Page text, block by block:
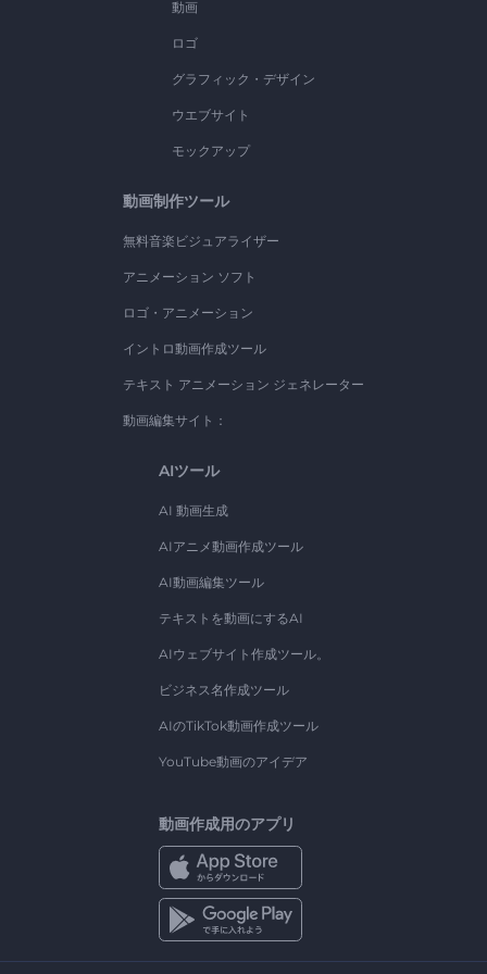
動画
ロゴ
グラフィック・デザイン
ウエブサイト
モックアップ
動画制作ツール
無料音楽ビジュアライザー
アニメーション ソフト
ロゴ・アニメーション
イントロ動画作成ツール
テキスト アニメーション ジェネレーター
動画編集サイト：
AIツール
AI 動画生成
AIアニメ動画作成ツール
AI動画編集ツール
テキストを動画にするAI
AIウェブサイト作成ツール。
ビジネス名作成ツール
AIのTikTok動画作成ツール
YouTube動画のアイデア
動画作成用のアプリ